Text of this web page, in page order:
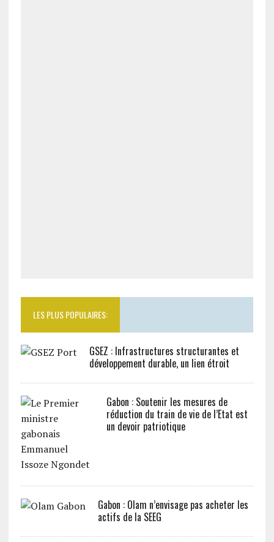
LES PLUS POPULAIRES:
GSEZ : Infrastructures structurantes et
développement durable, un lien étroit
Gabon : Soutenir les mesures de
réduction du train de vie de l’Etat est
un devoir patriotique
Gabon : Olam n’envisage pas acheter les
actifs de la SEEG